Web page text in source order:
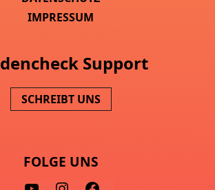
IMPRESSUM
Support
SCHREIBT UNS
FOLGE UNS